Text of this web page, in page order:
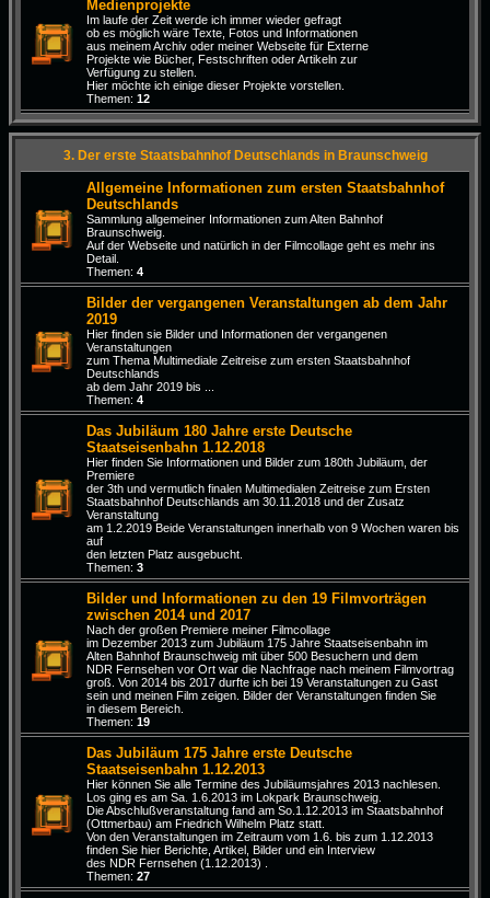
Medienprojekte
Im laufe der Zeit werde ich immer wieder gefragt
ob es möglich wäre Texte, Fotos und Informationen
aus meinem Archiv oder meiner Webseite für Externe
Projekte wie Bücher, Festschriften oder Artikeln zur
Verfügung zu stellen.
Hier möchte ich einige dieser Projekte vorstellen.
Themen: 12
3. Der erste Staatsbahnhof Deutschlands in Braunschweig
Allgemeine Informationen zum ersten Staatsbahnhof
Deutschlands
Sammlung allgemeiner Informationen zum Alten Bahnhof
Braunschweig.
Auf der Webseite und natürlich in der Filmcollage geht es mehr ins
Detail.
Themen: 4
Bilder der vergangenen Veranstaltungen ab dem Jahr
2019
Hier finden sie Bilder und Informationen der vergangenen
Veranstaltungen
zum Thema Multimediale Zeitreise zum ersten Staatsbahnhof
Deutschlands
ab dem Jahr 2019 bis ...
Themen: 4
Das Jubiläum 180 Jahre erste Deutsche
Staatseisenbahn 1.12.2018
Hier finden Sie Informationen und Bilder zum 180th Jubiläum, der
Premiere
der 3th und vermutlich finalen Multimedialen Zeitreise zum Ersten
Staatsbahnhof Deutschlands am 30.11.2018 und der Zusatz
Veranstaltung
am 1.2.2019 Beide Veranstaltungen innerhalb von 9 Wochen waren bis
auf
den letzten Platz ausgebucht.
Themen: 3
Bilder und Informationen zu den 19 Filmvorträgen
zwischen 2014 und 2017
Nach der großen Premiere meiner Filmcollage
im Dezember 2013 zum Jubiläum 175 Jahre Staatseisenbahn im
Alten Bahnhof Braunschweig mit über 500 Besuchern und dem
NDR Fernsehen vor Ort war die Nachfrage nach meinem Filmvortrag
groß. Von 2014 bis 2017 durfte ich bei 19 Veranstaltungen zu Gast
sein und meinen Film zeigen. Bilder der Veranstaltungen finden Sie
in diesem Bereich.
Themen: 19
Das Jubiläum 175 Jahre erste Deutsche
Staatseisenbahn 1.12.2013
Hier können Sie alle Termine des Jubiläumsjahres 2013 nachlesen.
Los ging es am Sa. 1.6.2013 im Lokpark Braunschweig.
Die Abschlußveranstaltung fand am So.1.12.2013 im Staatsbahnhof
(Ottmerbau) am Friedrich Wilhelm Platz statt.
Von den Veranstaltungen im Zeitraum vom 1.6. bis zum 1.12.2013
finden Sie hier Berichte, Artikel, Bilder und ein Interview
des NDR Fernsehen (1.12.2013) .
Themen: 27